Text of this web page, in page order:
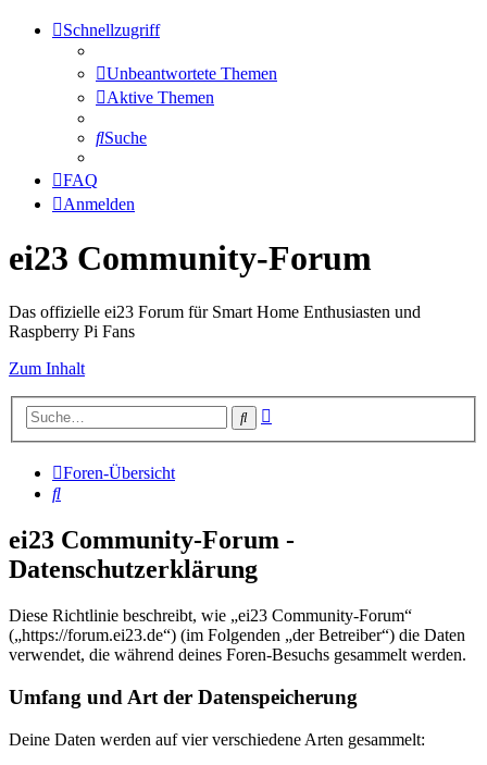
Schnellzugriff
Unbeantwortete Themen
Aktive Themen
Suche
FAQ
Anmelden
ei23 Community-Forum
Das offizielle ei23 Forum für Smart Home Enthusiasten und
Raspberry Pi Fans
Zum Inhalt
Suche
Foren-Übersicht
Suche
ei23 Community-Forum -
Datenschutzerklärung
Diese Richtlinie beschreibt, wie „ei23 Community-Forum“
(„https://forum.ei23.de“) (im Folgenden „der Betreiber“) die Daten
verwendet, die während deines Foren-Besuchs gesammelt werden.
Umfang und Art der Datenspeicherung
Deine Daten werden auf vier verschiedene Arten gesammelt: